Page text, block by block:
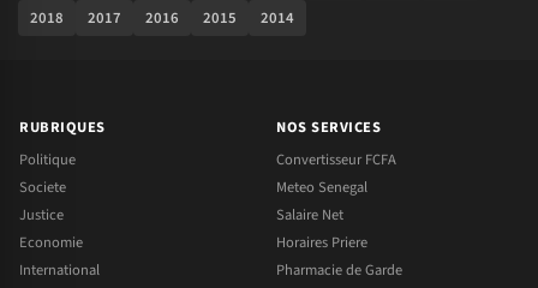
2018
2017 2016 2015 2014
RUBRIQUES
Politique
Societe
Justice
Economie
International
NOS SERVICES
Convertisseur FCFA
Meteo Senegal
Salaire Net
Horaires Priere
Pharmacie de Garde